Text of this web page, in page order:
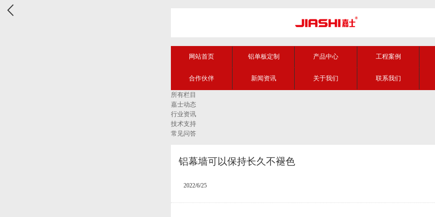
网站首页 铝单板定制 产品中心 工程案例
合作伙伴 新闻资讯 关于我们 联系我们
所有栏目
嘉士动态
行业资讯
技术支持
常见问答
铝幕墙可以保持长久不褪色
2022/6/25